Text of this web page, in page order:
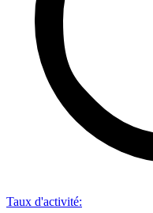
Taux d'activité: